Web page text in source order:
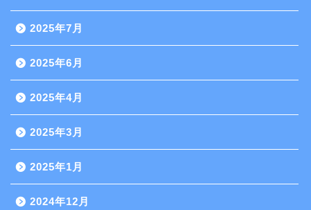
2025年7月
2025年6月
2025年4月
2025年3月
2025年1月
2024年12月